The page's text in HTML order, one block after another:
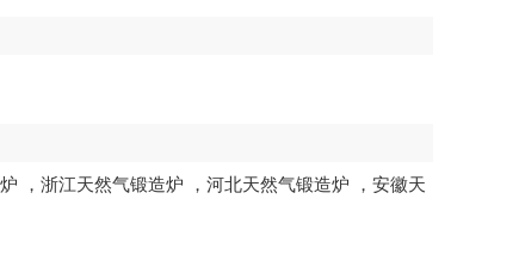
， 浙江天然气锻造炉 ， 河北天然气锻造炉 ， 安徽天